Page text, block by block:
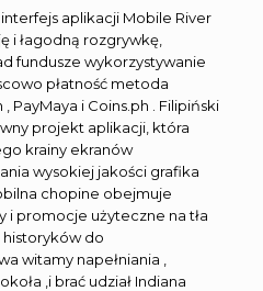
aplikacji Mobile River
i łagodną rozgrywkę,
fundusze wykorzystywanie
płatność metoda
PayMaya i Coins.ph . Filipiński
projekt aplikacji, która
krainy ekranów
wysokiej jakości grafika
chopine obejmuje
i promocje użyteczne na tła
historyków do
witamy napełniania ,
,i brać udział Indiana